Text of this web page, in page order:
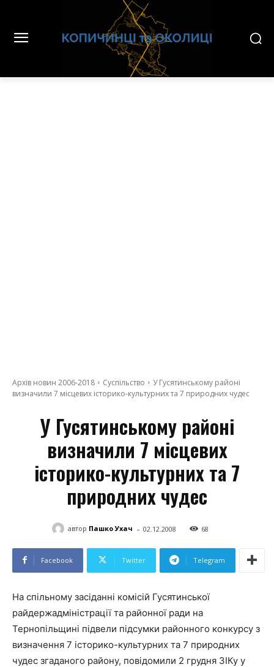
Архів новин 2006-2018 Суспільство
У Гусятинському районі
визначили 7 місцевих історико-культурних та 7 природних чудес
У Гусятинському районі
визначили 7 місцевих
історико-культурних та 7
природних чудес
автор Пашко Ухач - 02.12.2008 68
Facebook Twitter Telegram
На спільному засіданні комісій Гусятинської
райдержадміністрації та районної ради на
Тернопільщині підвели підсумки районного конкурсу з
визначення 7 історико-культурних та 7 природних
чудес згаданого району, повідомили 2 грудня ЗІКу у